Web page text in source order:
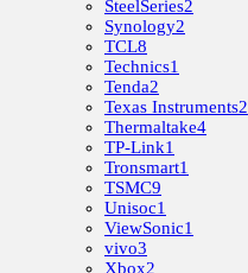
SteelSeries2
Synology2
TCL8
Technics1
Tenda2
Texas Instruments2
Thermaltake4
TP-Link1
Tronsmart1
TSMC9
Unisoc1
ViewSonic1
vivo3
Xbox2